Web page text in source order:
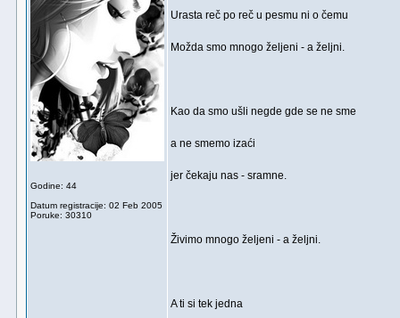
Godine: 44
Datum registracije: 02 Feb 2005
Poruke: 30310
Urasta reč po reč u pesmu ni o čemu
Možda smo mnogo željeni - a željni.
Kao da smo ušli negde gde se ne sme
a ne smemo izaći
jer čekaju nas - sramne.
Živimo mnogo željeni - a željni.
A ti si tek jedna